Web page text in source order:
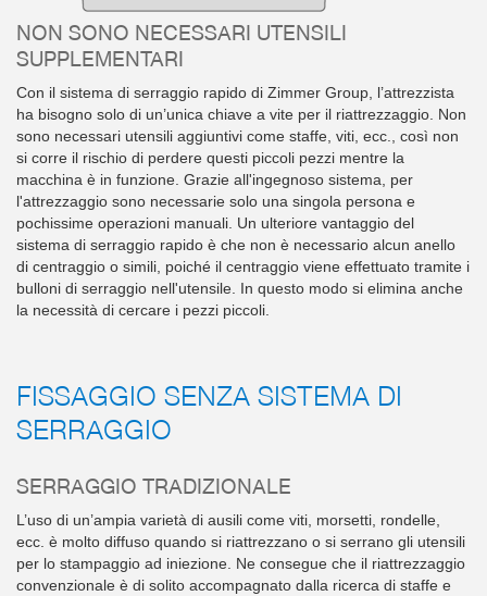
NON SONO NECESSARI UTENSILI
SUPPLEMENTARI
Con il sistema di serraggio rapido di Zimmer Group, l’attrezzista
ha bisogno solo di un’unica chiave a vite per il riattrezzaggio. Non
sono necessari utensili aggiuntivi come staffe, viti, ecc., così non
si corre il rischio di perdere questi piccoli pezzi mentre la
macchina è in funzione. Grazie all'ingegnoso sistema, per
l'attrezzaggio sono necessarie solo una singola persona e
pochissime operazioni manuali. Un ulteriore vantaggio del
sistema di serraggio rapido è che non è necessario alcun anello
di centraggio o simili, poiché il centraggio viene effettuato tramite i
bulloni di serraggio nell'utensile. In questo modo si elimina anche
la necessità di cercare i pezzi piccoli.
FISSAGGIO SENZA SISTEMA DI
SERRAGGIO
SERRAGGIO TRADIZIONALE
L’uso di un’ampia varietà di ausili come viti, morsetti, rondelle,
ecc. è molto diffuso quando si riattrezzano o si serrano gli utensili
per lo stampaggio ad iniezione. Ne consegue che il riattrezzaggio
convenzionale è di solito accompagnato dalla ricerca di staffe e